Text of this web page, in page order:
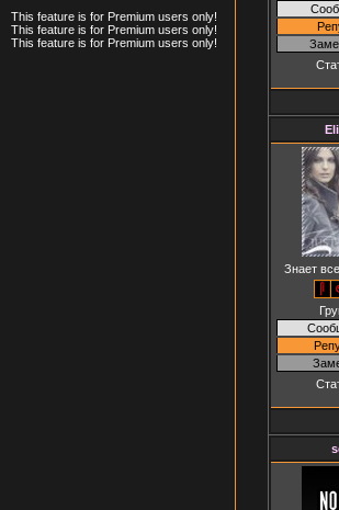
This feature is for Premium users only!
This feature is for Premium users only!
This feature is for Premium users only!
Знает